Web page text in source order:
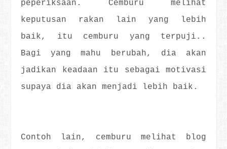
peperiksaan. Cemburu melihat
keputusan rakan lain yang lebih
baik, itu cemburu yang terpuji..
Bagi yang mahu berubah, dia akan
jadikan keadaan itu sebagai motivasi
supaya dia akan menjadi lebih baik.
Contoh lain, cemburu melihat blog